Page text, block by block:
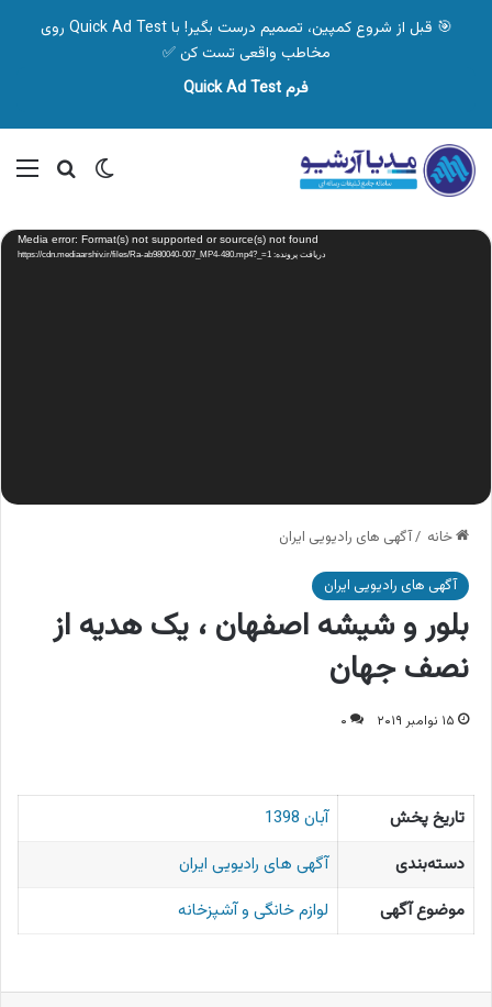
🎯 قبل از شروع کمپین، تصمیم درست بگیر! با Quick Ad Test روی
مخاطب واقعی تست کن ✅
فرم Quick Ad Test
تغییر پوسته
نمایشگر
ویدیو Media error: Format(s) not supported or source(s) not found
دریافت پرونده: https://cdn.mediaarshiv.ir/files/Ra-ab980040-007_MP4-480.mp4?_=1
خانه /آگهی های رادیویی ایران
آگهی های رادیویی ایران
بلور و شیشه اصفهان ، یک هدیه از
نصف جهان
۱۵ نوامبر ۲۰۱۹ ۰
تاریخ پخش
آبان 1398
دسته‌بندی
آگهی های رادیویی ایران
موضوع آگهی
لوازم خانگی و آشپزخانه